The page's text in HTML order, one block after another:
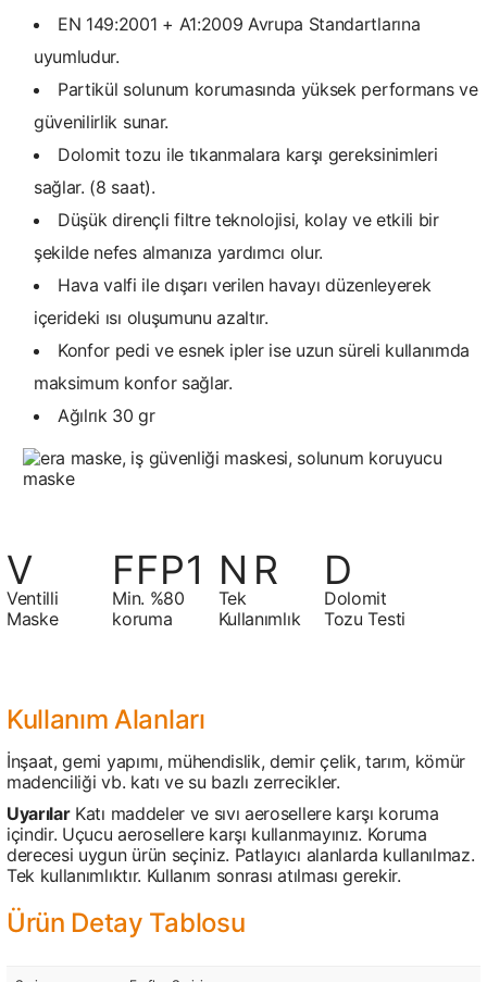
EN 149:2001 + A1:2009 Avrupa Standartlarına
uyumludur.
Partikül solunum korumasında yüksek performans ve
güvenilirlik sunar.
Dolomit tozu ile tıkanmalara karşı gereksinimleri
sağlar. (8 saat).
Düşük dirençli filtre teknolojisi, kolay ve etkili bir
şekilde nefes almanıza yardımcı olur.
Hava valfi ile dışarı verilen havayı düzenleyerek
içerideki ısı oluşumunu azaltır.
Konfor pedi ve esnek ipler ise uzun süreli kullanımda
maksimum konfor sağlar.
Ağılrık 30 gr
Ventilli
Maske
Min. %80
koruma
Tek
Kullanımlık
Dolomit
Tozu Testi
Kullanım Alanları
İnşaat, gemi yapımı, mühendislik, demir çelik, tarım, kömür
madenciliği vb. katı ve su bazlı zerrecikler.
UyarılarKatı maddeler ve sıvı aerosellere karşı koruma
içindir. Uçucu aerosellere karşı kullanmayınız. Koruma
derecesi uygun ürün seçiniz. Patlayıcı alanlarda kullanılmaz.
Tek kullanımlıktır. Kullanım sonrası atılması gerekir.
Ürün Detay Tablosu